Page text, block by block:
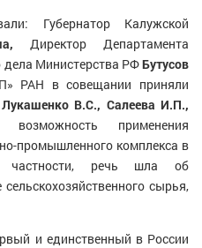
Губернатор Калужской
Директор Департамента
дела Министерства РФБутусов
РАН в совещании приняли
Лукашенко В.С., Салеева И.П.,
применения
промышленного комплекса в
частности, речь шла об
сырья,
и единственный в России